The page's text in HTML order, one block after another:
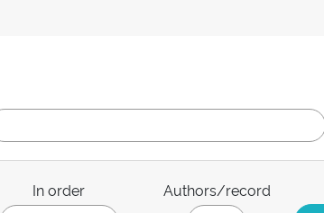
In order Authors/record